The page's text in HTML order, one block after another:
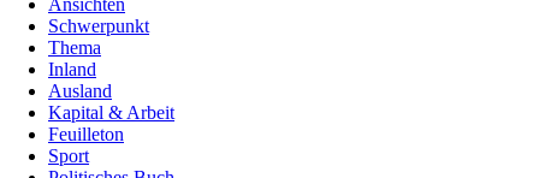
Ansichten
Schwerpunkt
Thema
Inland
Ausland
Kapital & Arbeit
Feuilleton
Sport